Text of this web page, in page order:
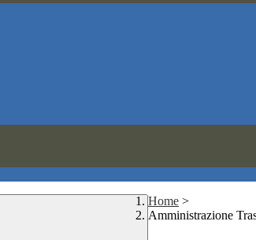
Home >
Amministrazione